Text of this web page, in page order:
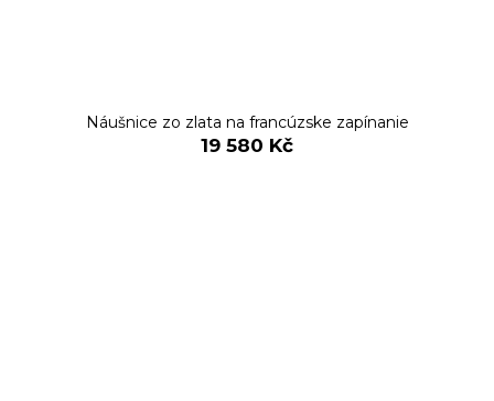
Náušnice zo zlata na francúzske zapínanie
19 580 Kč